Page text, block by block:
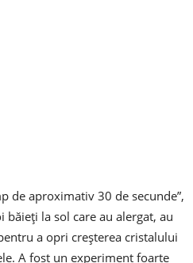
de aproximativ 30 de secunde”,
băieți la sol care au alergat, au
a opri creșterea cristalului
A fost un experiment foarte